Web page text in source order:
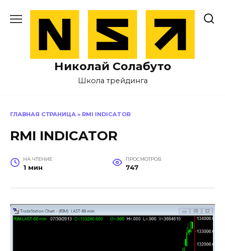
содержанию
Николай Солабуто
Школа трейдинга
ГЛАВНАЯ СТРАНИЦА » RMI INDICATOR
RMI INDICATOR
НА ЧТЕНИЕ
1 мин
ПРОСМОТРОВ
747